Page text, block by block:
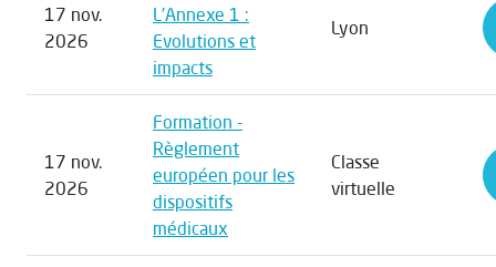
17 nov.
2026
L'Annexe 1 :
Evolutions et
impacts
Lyon
17 nov.
2026
Formation -
Règlement
européen pour les
dispositifs
médicaux
Classe
virtuelle